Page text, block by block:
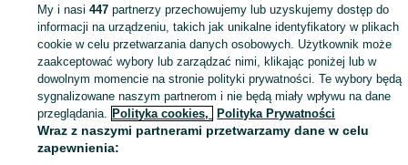
Śląskie
Pozostałe - Czechowice-Dziedzice
KATEGORIA
ID:1003362045 Wyświetlenia:
Zadzwoń / SMS
My i nasi447 partnerzy przechowujemy lub uzyskujemy dostęp do
informacji na urządzeniu, takich jak unikalne identyfikatory w plikach
cookie w celu przetwarzania danych osobowych. Użytkownik może
zaakceptować wybory lub zarządzać nimi, klikając poniżej lub w
dowolnym momencie na stronie polityki prywatności. Te wybory będą
sygnalizowane naszym partnerom i nie będą miały wpływu na dane
przeglądania. Polityka cookies, Polityka Prywatności
Wraz z naszymi partnerami przetwarzamy dane w celu
zapewnienia: